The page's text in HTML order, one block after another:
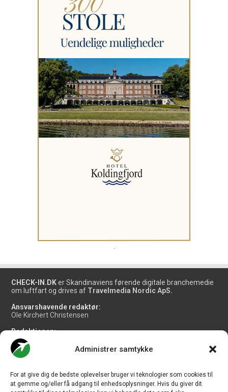
Administrer samtykke
For at give dig de bedste oplevelser bruger vi teknologier som cookies til
at gemme og/eller få adgang til enhedsoplysninger. Hvis du giver dit
CHECK-IN.DK er Skandinaviens førende digitale branchemedie
om luftfart og drives af Travelmedia Nordic ApS.
Ansvarshavende redaktør:
Ole Kirchert Christensen
Redaktionen:
Christian Granhøj Skouboe
Henrik Baumgarten
Danny Longhi Andreasen
Salg og jobannoncer:
salg@travelmedianordic.com